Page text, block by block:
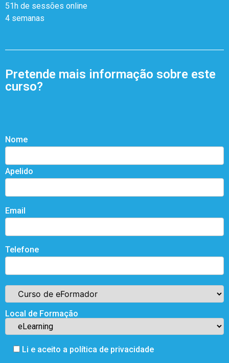
51h de sessões online
4 semanas
Pretende mais informação sobre este
curso?
Nome
Apelido
Email
Telefone
Local de Formação
Li e aceito a política de privacidade